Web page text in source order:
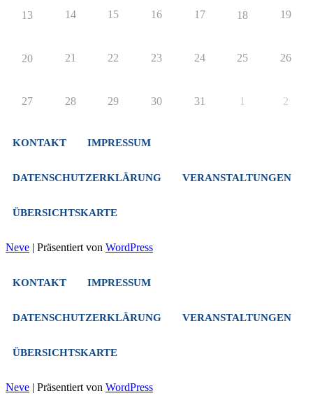
13 14 15 16 17 18 19
20 21 22 23 24 25 26
27 28 29 30 31 1 2
KONTAKT IMPRESSUM
DATENSCHUTZERKLÄRUNG VERANSTALTUNGEN
ÜBERSICHTSKARTE
Neve | Präsentiert von WordPress
KONTAKT IMPRESSUM
DATENSCHUTZERKLÄRUNG VERANSTALTUNGEN
ÜBERSICHTSKARTE
Neve | Präsentiert von WordPress